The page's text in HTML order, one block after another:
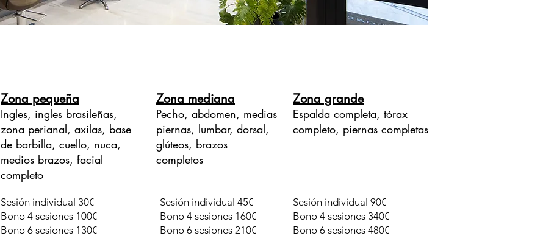
Zona pequeña
Ingles, ingles brasileñas,
zona perianal, axilas, base
de barbilla, cuello, nuca,
medios brazos, facial
completo
Zona mediana
Pecho, abdomen, medias
piernas, lumbar, dorsal,
glúteos, brazos
completos
Zona grande
Espalda completa, tórax
completo, piernas completas
Sesión individual 30€
Bono 4 sesiones 100€
Bono 6 sesiones 130€
Sesión individual 45€
Bono 4 sesiones 160€
Bono 6 sesiones 210€
Sesión individual 90€
Bono 4 sesiones 340€
Bono 6 sesiones 480€